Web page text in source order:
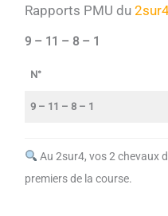
Rapports PMU du
9 – 11 – 8 – 1
N°
9 – 11 – 8 – 1
Au 2sur4, vos 2 chevaux
premiers de la course.